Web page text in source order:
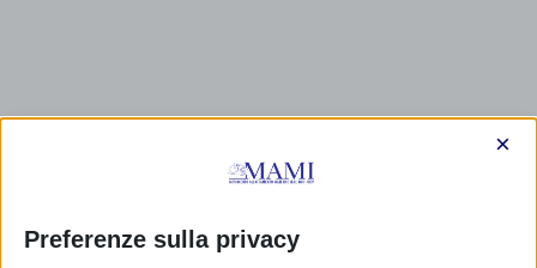
Preferenze sulla privacy
×